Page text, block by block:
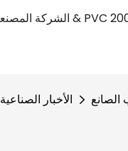
الأخبار الصناعية